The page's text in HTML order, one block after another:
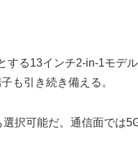
る13インチ2-in-1モデ
も引き続き備える。
択可能だ。通信面では